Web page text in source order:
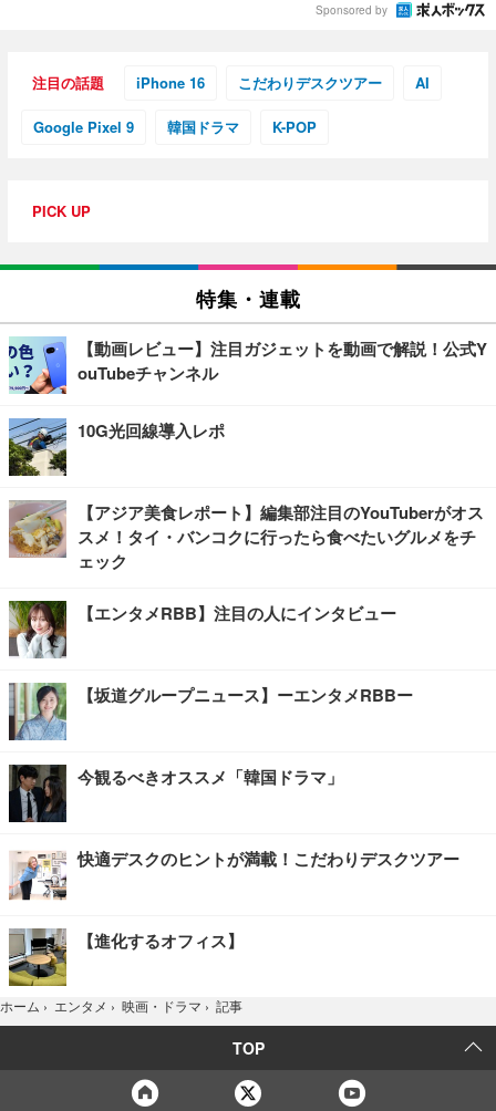
Sponsored by
注目の話題 iPhone 16 こだわりデスクツアー AI
Google Pixel 9 韓国ドラマ K-POP
PICK UP
特集・連載
【動画レビュー】注目ガジェットを動画で解説！公式Y
ouTubeチャンネル
10G光回線導入レポ
【アジア美食レポート】編集部注目のYouTuberがオス
スメ！タイ・バンコクに行ったら食べたいグルメをチ
ェック
【エンタメRBB】注目の人にインタビュー
【坂道グループニュース】ーエンタメRBBー
今観るべきオススメ「韓国ドラマ」
快適デスクのヒントが満載！こだわりデスクツアー
【進化するオフィス】
ホーム › エンタメ › 映画・ドラマ › 記事
TOP